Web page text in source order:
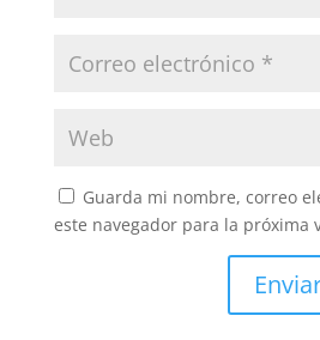
Guarda mi nombre, correo
este navegador para la próxima